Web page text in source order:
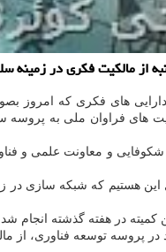
از مالکیت فکری در زمینه
های فکری که امروز
های فراوان ملی به پروسه
و شکوفایی و معاونت علمی و
هستیم که شبکه سازی در
در هفته گذشته انجام شد.
پروسه توسعه فناوری، از